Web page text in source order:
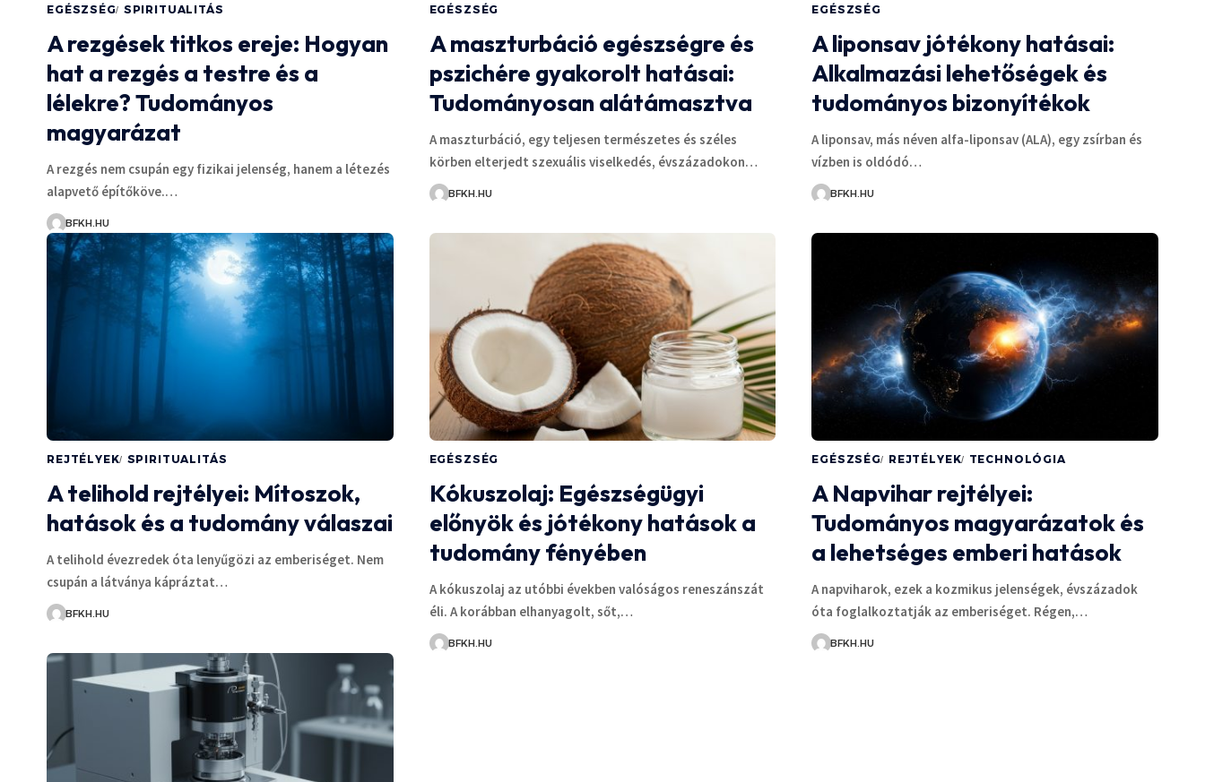
EGÉSZSÉG SPIRITUALITÁS
A rezgések titkos ereje: Hogyan
hat a rezgés a testre és a
lélekre? Tudományos
magyarázat
A rezgés nem csupán egy fizikai jelenség, hanem a létezés
alapvető építőköve.…
BFKH.HU
EGÉSZSÉG
A maszturbáció egészségre és
pszichére gyakorolt hatásai:
Tudományosan alátámasztva
A maszturbáció, egy teljesen természetes és széles
körben elterjedt szexuális viselkedés, évszázadokon…
BFKH.HU
EGÉSZSÉG
A liponsav jótékony hatásai:
Alkalmazási lehetőségek és
tudományos bizonyítékok
A liponsav, más néven alfa-liponsav (ALA), egy zsírban és
vízben is oldódó…
BFKH.HU
REJTÉLYEK SPIRITUALITÁS
A telihold rejtélyei: Mítoszok,
hatások és a tudomány válaszai
A telihold évezredek óta lenyűgözi az emberiséget. Nem
csupán a látványa kápráztat…
BFKH.HU
EGÉSZSÉG
Kókuszolaj: Egészségügyi
előnyök és jótékony hatások a
tudomány fényében
A kókuszolaj az utóbbi években valóságos reneszánszát
éli. A korábban elhanyagolt, sőt,…
BFKH.HU
EGÉSZSÉG REJTÉLYEK TECHNOLÓGIA
A Napvihar rejtélyei:
Tudományos magyarázatok és
a lehetséges emberi hatások
A napviharok, ezek a kozmikus jelenségek, évszázadok
óta foglalkoztatják az emberiséget. Régen,…
BFKH.HU